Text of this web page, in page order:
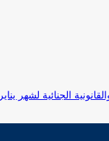
يناير 2025 الصادرة عن المكتب الفني لمحكمة النقض